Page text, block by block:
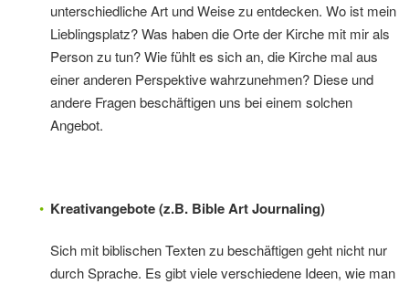
unterschiedliche Art und Weise zu entdecken. Wo ist mein
Lieblingsplatz? Was haben die Orte der Kirche mit mir als
Person zu tun? Wie fühlt es sich an, die Kirche mal aus
einer anderen Perspektive wahrzunehmen? Diese und
andere Fragen beschäftigen uns bei einem solchen
Angebot.
Kreativangebote (z.B. Bible Art Journaling)
Sich mit biblischen Texten zu beschäftigen geht nicht nur
durch Sprache. Es gibt viele verschiedene Ideen, wie man